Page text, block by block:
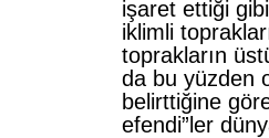
işaret ettiği
iklimli
toprakların
da bu yüzden
belirttiğine
efendi”ler